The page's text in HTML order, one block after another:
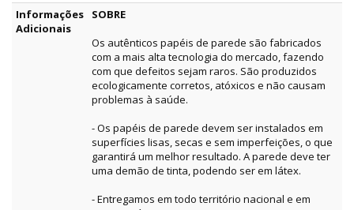
Informações
Adicionais
SOBRE
Os autênticos papéis de parede são fabricados
com a mais alta tecnologia do mercado, fazendo
com que defeitos sejam raros. São produzidos
ecologicamente corretos, atóxicos e não causam
problemas à saúde.
- Os papéis de parede devem ser instalados em
superfícies lisas, secas e sem imperfeições, o que
garantirá um melhor resultado. A parede deve ter
uma demão de tinta, podendo ser em látex.
- Entregamos em todo território nacional e em